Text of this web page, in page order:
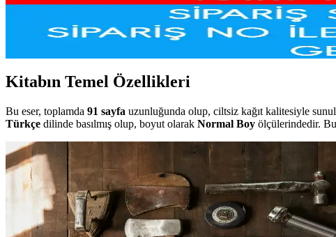
Çocuk Odası Yastıkları: Estetik ve Güvenliği Bir Arada
Çocuk odası yastıkları, estetik ve fonksiyonelliğiyle odanın atmosferini
Kitabın Temel Özellikleri
Bu eser, toplamda 91 sayfa uzunluğunda olup, ciltsiz kağıt kalitesiyle
Türkçe dilinde basılmış olup, boyut olarak Normal Boy ölçülerindedir. Bu